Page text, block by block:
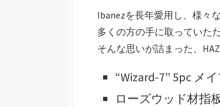
Ibanezを長年愛用し、様々
多くの方の手に取っていた
そんな思いが詰まった、
“Wizard-7” 5pc メ
ローズウッド材指